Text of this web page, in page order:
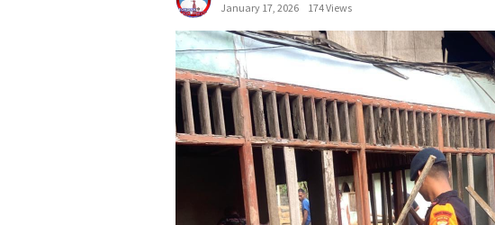
January 17, 2026
174 Views